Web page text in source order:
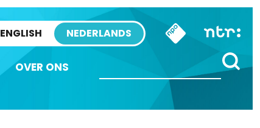
ENGLISH NEDERLANDS
OVER ONS